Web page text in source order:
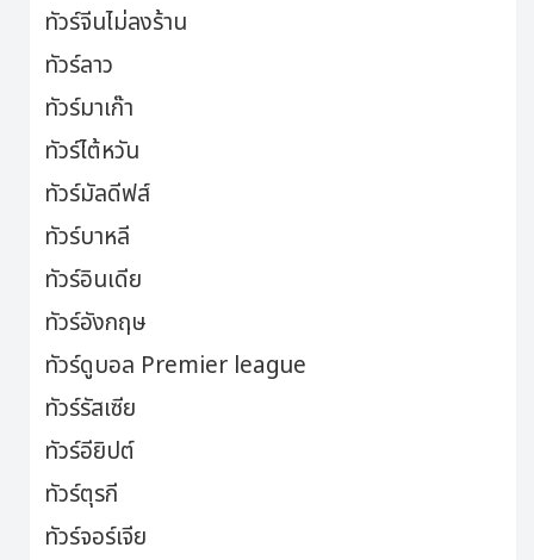
ทัวร์จีนไม่ลงร้าน
ทัวร์ลาว
ทัวร์มาเก๊า
ทัวร์ไต้หวัน
ทัวร์มัลดีฟส์
ทัวร์บาหลี
ทัวร์อินเดีย
ทัวร์อังกฤษ
ทัวร์ดูบอล Premier league
ทัวร์รัสเซีย
ทัวร์อียิปต์
ทัวร์ตุรกี
ทัวร์จอร์เจีย